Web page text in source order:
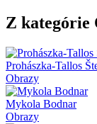
Z kategórie
Prohászka-Tallos
Obrazy
Mykola Bodnar
Obrazy